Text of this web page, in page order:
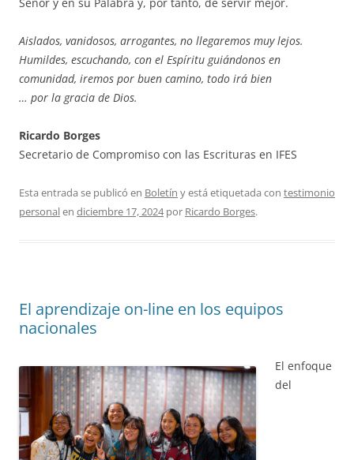
Aislados, vanidosos, arrogantes, no llegaremos muy lejos.
Humildes, escuchando, con el Espíritu guiándonos en
comunidad, iremos por buen camino, todo irá bien
… por la gracia de Dios.
Ricardo Borges
Secretario de Compromiso con las Escrituras en IFES
Esta entrada se publicó en Boletín y está etiquetada con testimonio
personalen diciembre 17, 2024por Ricardo Borges.
El aprendizaje on-line en los equipos
nacionales
El enfoque
del